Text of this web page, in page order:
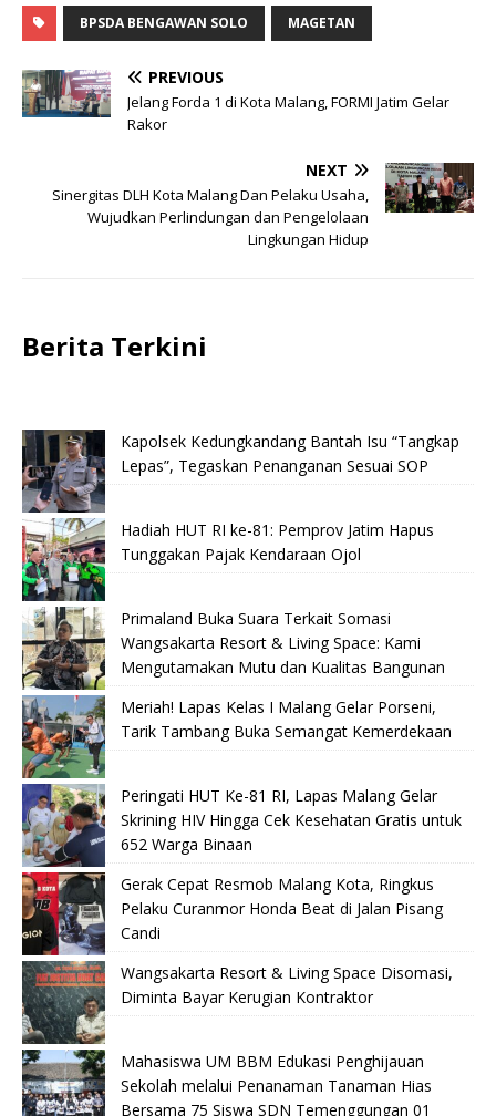
BPSDA BENGAWAN SOLO MAGETAN
PREVIOUS
Jelang Forda 1 di Kota Malang, FORMI Jatim Gelar
Rakor
NEXT
Sinergitas DLH Kota Malang Dan Pelaku Usaha,
Wujudkan Perlindungan dan Pengelolaan
Lingkungan Hidup
Berita Terkini
Kapolsek Kedungkandang Bantah Isu “Tangkap
Lepas”, Tegaskan Penanganan Sesuai SOP
Hadiah HUT RI ke-81: Pemprov Jatim Hapus
Tunggakan Pajak Kendaraan Ojol
Primaland Buka Suara Terkait Somasi
Wangsakarta Resort & Living Space: Kami
Mengutamakan Mutu dan Kualitas Bangunan
Meriah! Lapas Kelas I Malang Gelar Porseni,
Tarik Tambang Buka Semangat Kemerdekaan
Peringati HUT Ke-81 RI, Lapas Malang Gelar
Skrining HIV Hingga Cek Kesehatan Gratis untuk
652 Warga Binaan
Gerak Cepat Resmob Malang Kota, Ringkus
Pelaku Curanmor Honda Beat di Jalan Pisang
Candi
Wangsakarta Resort & Living Space Disomasi,
Diminta Bayar Kerugian Kontraktor
Mahasiswa UM BBM Edukasi Penghijauan
Sekolah melalui Penanaman Tanaman Hias
Bersama 75 Siswa SDN Temenggungan 01